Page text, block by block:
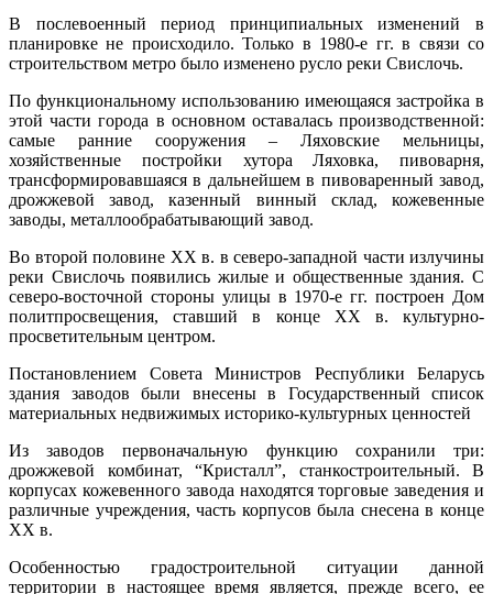
В послевоенный период принципиальных изменений в
планировке не происходило. Только в 1980-е гг. в связи со
строительством метро было изменено русло реки Свислочь.
По функциональному использованию имеющаяся застройка в
этой части города в основном оставалась производственной:
самые ранние сооружения – Ляховские мельницы,
хозяйственные постройки хутора Ляховка, пивоварня,
трансформировавшаяся в дальнейшем в пивоваренный завод,
дрожжевой завод, казенный винный склад, кожевенные
заводы, металлообрабатывающий завод.
Во второй половине XX в. в северо-западной части излучины
реки Свислочь появились жилые и общественные здания. С
северо-восточной стороны улицы в 1970-е гг. построен Дом
политпросвещения, ставший в конце XX в. культурно-
просветительным центром.
Постановлением Совета Министров Республики Беларусь
здания заводов были внесены в Государственный список
материальных недвижимых историко-культурных ценностей
Из заводов первоначальную функцию сохранили три:
дрожжевой комбинат, “Кристалл”, станкостроительный. В
корпусах кожевенного завода находятся торговые заведения и
различные учреждения, часть корпусов была снесена в конце
XX в.
Особенностью градостроительной ситуации данной
территории в настоящее время является, прежде всего, ее